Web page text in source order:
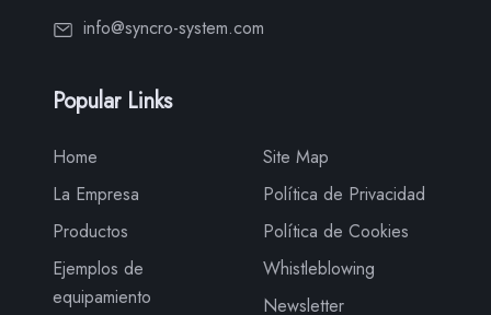
info@syncro-system.com
Popular Links
Home
La Empresa
Productos
Ejemplos de
equipamiento
Site Map
Política de Privacidad
Política de Cookies
Whistleblowing
Newsletter